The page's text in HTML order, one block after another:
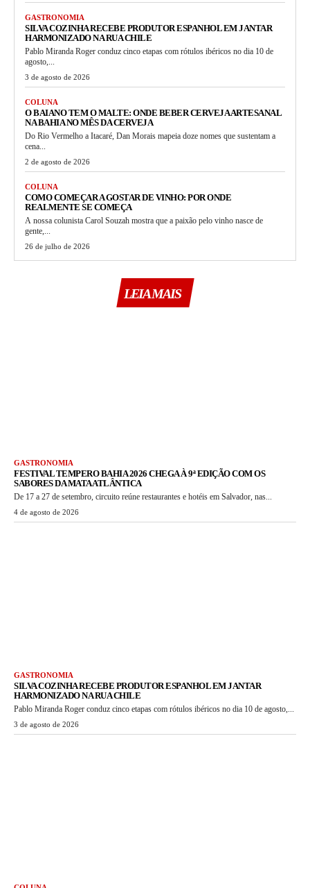
GASTRONOMIA
SILVA COZINHA RECEBE PRODUTOR ESPANHOL EM JANTAR
HARMONIZADO NA RUA CHILE
Pablo Miranda Roger conduz cinco etapas com rótulos ibéricos no dia 10 de
agosto,...
3 de agosto de 2026
COLUNA
O BAIANO TEM O MALTE: ONDE BEBER CERVEJA ARTESANAL
NA BAHIA NO MÊS DA CERVEJA
Do Rio Vermelho a Itacaré, Dan Morais mapeia doze nomes que sustentam a
cena...
2 de agosto de 2026
COLUNA
COMO COMEÇAR A GOSTAR DE VINHO: POR ONDE
REALMENTE SE COMEÇA
A nossa colunista Carol Souzah mostra que a paixão pelo vinho nasce de
gente,...
26 de julho de 2026
LEIA MAIS
GASTRONOMIA
FESTIVAL TEMPERO BAHIA 2026 CHEGA À 9ª EDIÇÃO COM OS
SABORES DA MATA ATLÂNTICA
De 17 a 27 de setembro, circuito reúne restaurantes e hotéis em Salvador, nas...
4 de agosto de 2026
GASTRONOMIA
SILVA COZINHA RECEBE PRODUTOR ESPANHOL EM JANTAR
HARMONIZADO NA RUA CHILE
Pablo Miranda Roger conduz cinco etapas com rótulos ibéricos no dia 10 de agosto,...
3 de agosto de 2026